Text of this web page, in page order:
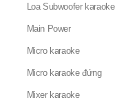
Loa Subwoofer karaoke
Main Power
Micro karaoke
Micro karaoke đứng
Mixer karaoke